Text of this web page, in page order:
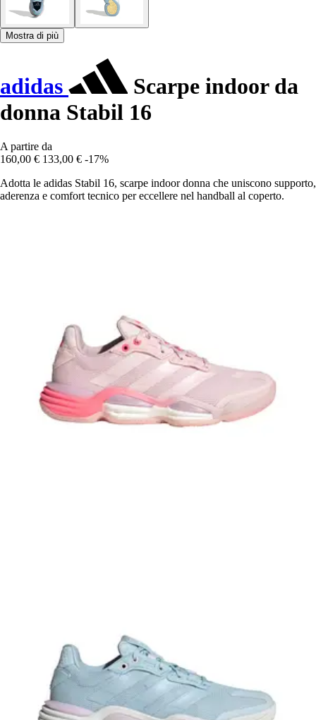
Mostra di più
adidas
Scarpe indoor da
donna Stabil 16
A partire da
160,00 € 133,00 € -17%
Adotta le adidas Stabil 16, scarpe indoor donna che uniscono supporto,
aderenza e comfort tecnico per eccellere nel handball al coperto.